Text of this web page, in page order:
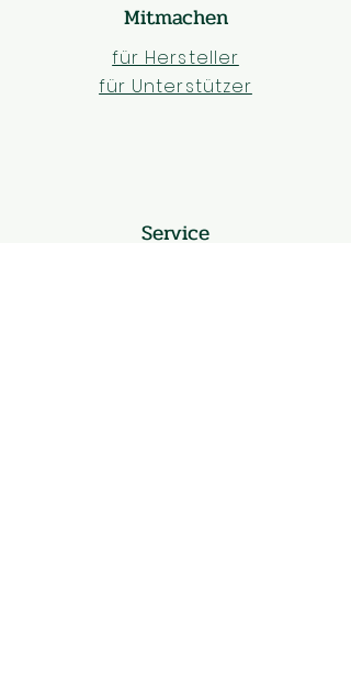
Mitmachen
für Hersteller
für Unterstützer
Service